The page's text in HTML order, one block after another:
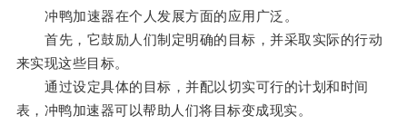
冲鸭加速器在个人发展方面的应用广泛。
首先，它鼓励人们制定明确的目标，并采取实际的行动
来实现这些目标。
通过设定具体的目标，并配以切实可行的计划和时间
表，冲鸭加速器可以帮助人们将目标变成现实。